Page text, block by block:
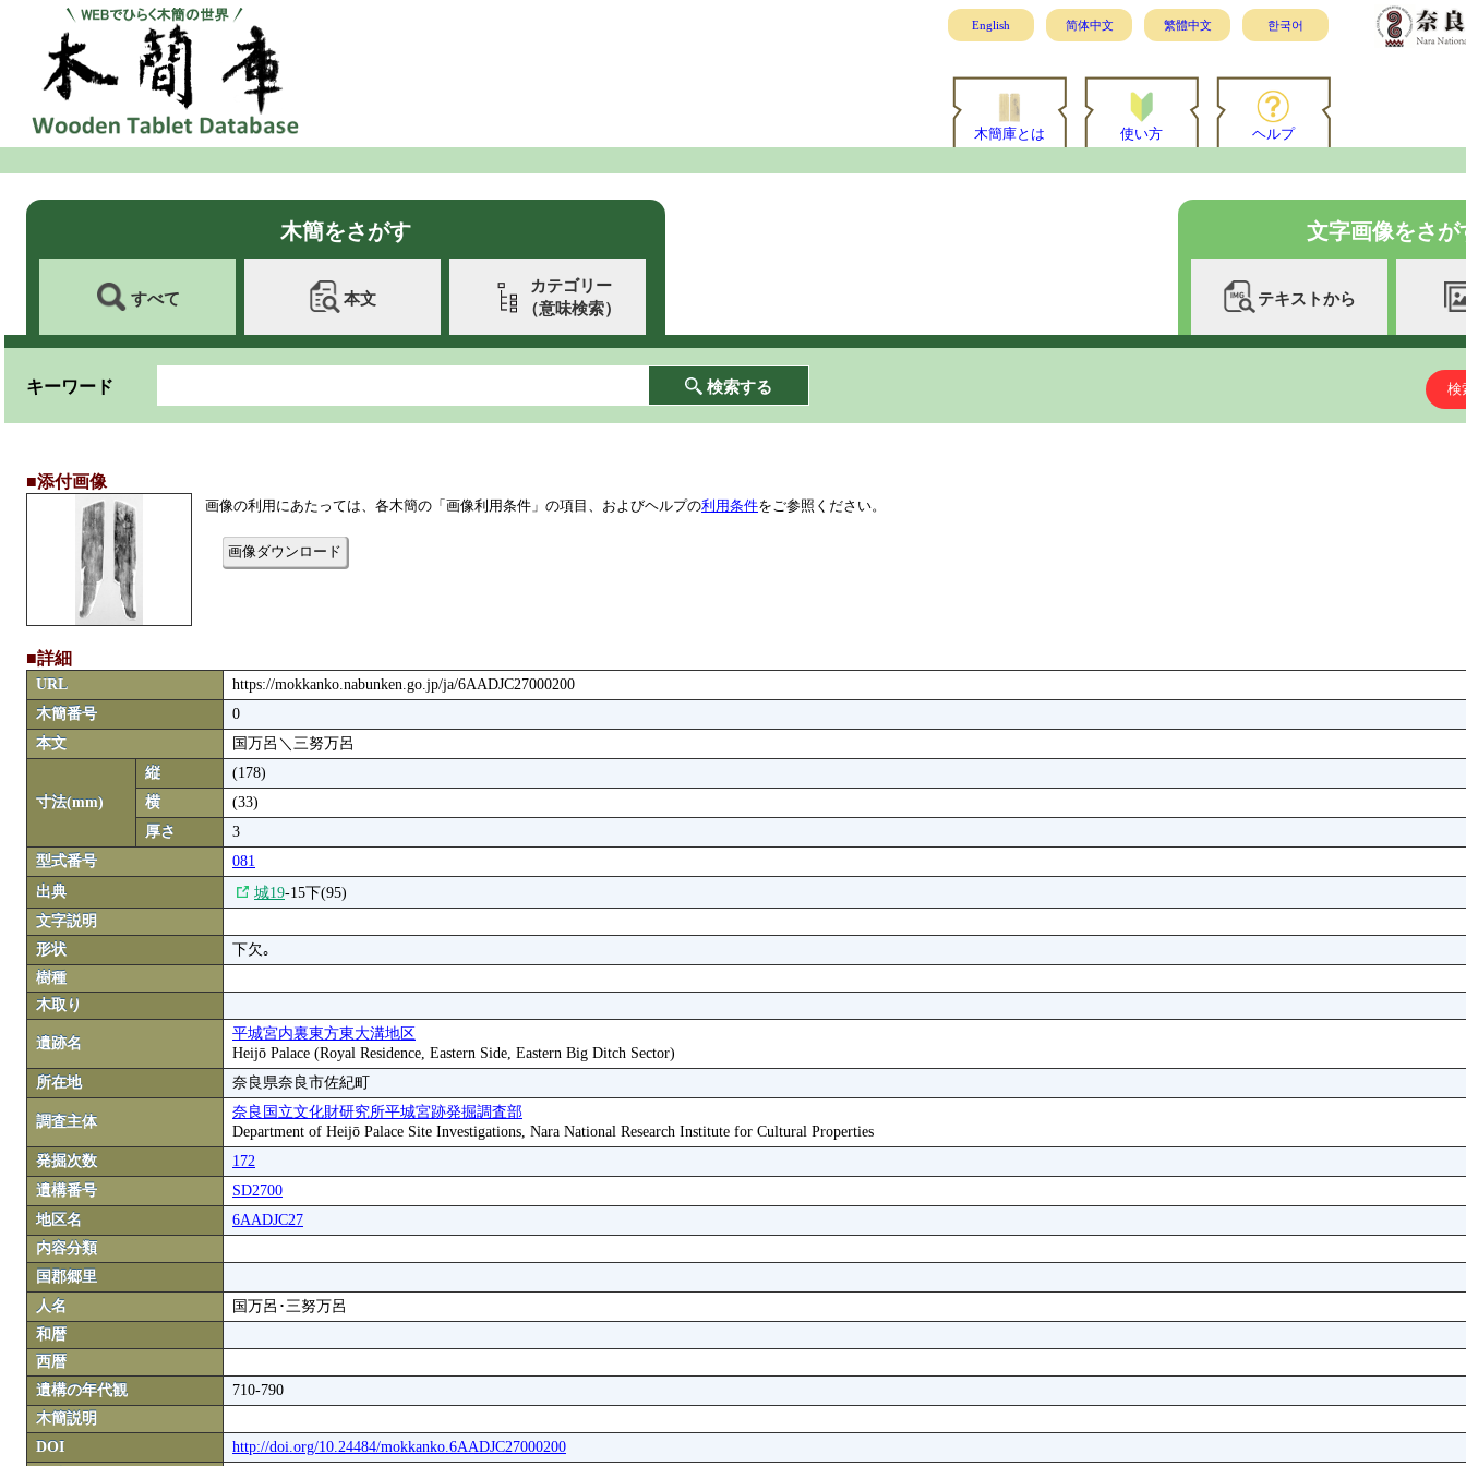
English 简体中文 繁體中文 한국어
木簡庫とは 使い方 ヘルプ
木簡をさがす
すべて 本文
カテゴリー
（意味検索）
文字画像をさが
テキストから
キーワード 検索する 検
■添付画像
画像の利用にあたっては、各木簡の「画像利用条件」の項目、およびヘルプの利用条件をご参照ください。
画像ダウンロード
■詳細
URL
https://mokkanko.nabunken.go.jp/ja/6AADJC27000200
木簡番号
0
本文
国万呂＼三努万呂
寸法(mm)
縦
(178)
横
(33)
厚さ
3
型式番号
081
出典
城19-15下(95)
文字説明
形状
下欠｡
樹種
木取り
遺跡名
平城宮内裏東方東大溝地区
Heijō Palace (Royal Residence, Eastern Side, Eastern Big Ditch Sector)
所在地
奈良県奈良市佐紀町
調査主体
奈良国立文化財研究所平城宮跡発掘調査部
Department of Heijō Palace Site Investigations, Nara National Research Institute for Cultural Properties
発掘次数
172
遺構番号
SD2700
地区名
6AADJC27
内容分類
国郡郷里
人名
国万呂･三努万呂
和暦
西暦
遺構の年代観
710-790
木簡説明
DOI
http://doi.org/10.24484/mokkanko.6AADJC27000200